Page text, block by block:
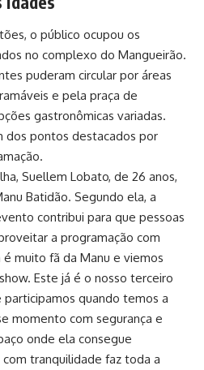
o público ocupou os
no complexo do Mangueirão.
puderam circular por áreas
e pela praça de
gastronômicas variadas.
dos pontos destacados por
Suellem Lobato, de 26 anos,
Batidão. Segundo ela, a
contribui para que pessoas
a programação com
muito fã da Manu e viemos
Este já é o nosso terceiro
participamos quando temos a
momento com segurança e
onde ela consegue
tranquilidade faz toda a